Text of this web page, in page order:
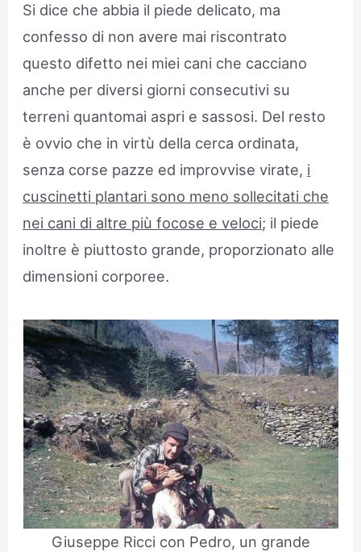
Si dice che abbia il piede delicato, ma
confesso di non avere mai riscontrato
questo difetto nei miei cani che cacciano
anche per diversi giorni consecutivi su
terreni quantomai aspri e sassosi. Del resto
è ovvio che in virtù della cerca ordinata,
senza corse pazze ed improvvise virate, i
cuscinetti plantari sono meno sollecitati che
nei cani di altre più focose e veloci; il piede
inoltre è piuttosto grande, proporzionato alle
dimensioni corporee.
Giuseppe Ricci con Pedro, un grande